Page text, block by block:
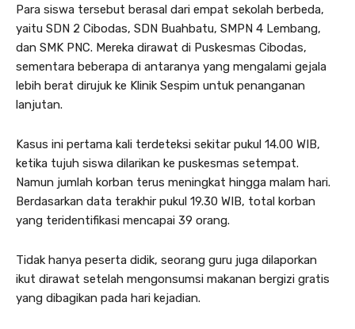
Para siswa tersebut berasal dari empat sekolah berbeda,
yaitu SDN 2 Cibodas, SDN Buahbatu, SMPN 4 Lembang,
dan SMK PNC. Mereka dirawat di Puskesmas Cibodas,
sementara beberapa di antaranya yang mengalami gejala
lebih berat dirujuk ke Klinik Sespim untuk penanganan
lanjutan.
Kasus ini pertama kali terdeteksi sekitar pukul 14.00 WIB,
ketika tujuh siswa dilarikan ke puskesmas setempat.
Namun jumlah korban terus meningkat hingga malam hari.
Berdasarkan data terakhir pukul 19.30 WIB, total korban
yang teridentifikasi mencapai 39 orang.
Tidak hanya peserta didik, seorang guru juga dilaporkan
ikut dirawat setelah mengonsumsi makanan bergizi gratis
yang dibagikan pada hari kejadian.